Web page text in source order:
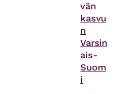
vän
kasvu
n
Varsin
ais-
Suom
i